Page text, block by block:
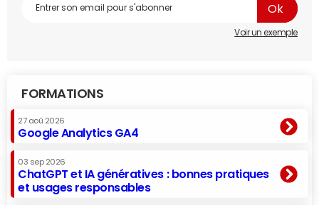
Voir un exemple
FORMATIONS
27 aoû 2026
Google Analytics GA4
03 sep 2026
ChatGPT et IA génératives : bonnes pratiques
et usages responsables